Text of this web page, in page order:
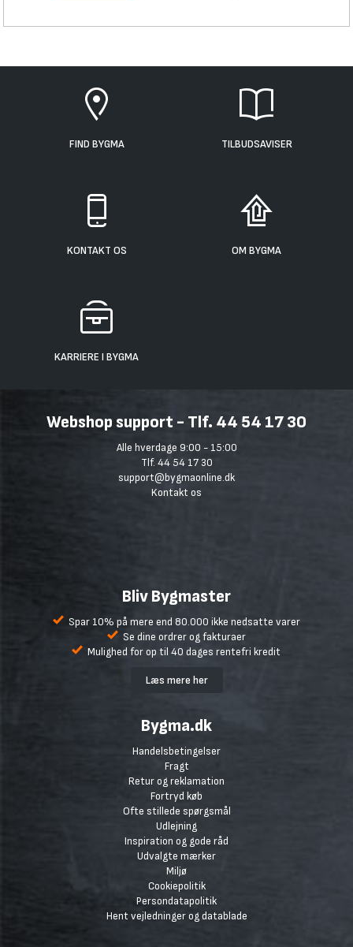
FIND BYGMA TILBUDSAVISER
KONTAKT OS OM BYGMA
KARRIERE I BYGMA
Webshop support - Tlf. 44 54 17 30
Alle hverdage 9:00 - 15:00
Tlf. 44 54 17 30
support@bygmaonline.dk
Kontakt os
Bliv Bygmaster
Spar 10% på mere end 80.000 ikke nedsatte varer
Se dine ordrer og fakturaer
Mulighed for op til 40 dages rentefri kredit
Læs mere her
Bygma.dk
Handelsbetingelser
Fragt
Retur og reklamation
Fortryd køb
Ofte stillede spørgsmål
Udlejning
Inspiration og gode råd
Udvalgte mærker
Miljø
Cookiepolitik
Persondatapolitik
Hent vejledninger og datablade